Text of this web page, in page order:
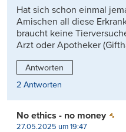
Hat sich schon einmal
Amischen all diese
braucht keine
Arzt oder Apotheker
Antworten
2 Antworten
No ethics - no money
27.05.2025 um 19:47